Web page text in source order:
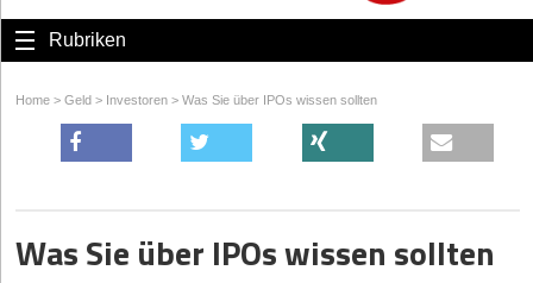
Rubriken
Home > Geld > Investoren > Was Sie über IPOs wissen sollten
Was Sie über IPOs wissen sollten